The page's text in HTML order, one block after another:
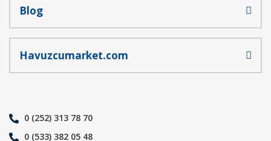
Blog
Havuzcumarket.com
0 (252) 313 78 70
0 (533) 382 05 48